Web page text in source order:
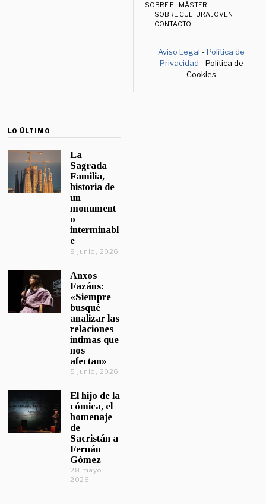
SOBRE EL MÁSTER
SOBRE CULTURA JOVEN
CONTACTO
Aviso Legal -Política de
Privacidad - Política de
Cookies
LO ÚLTIMO
La
Sagrada
Familia,
historia de
un
monument
o
interminabl
e
8 junio, 2026
Anxos
Fazáns:
«Siempre
busqué
analizar las
relaciones
íntimas que
nos
afectan»
5 junio, 2026
El hijo de la
cómica, el
homenaje
de
Sacristán a
Fernán
Gómez
28 mayo,
2026